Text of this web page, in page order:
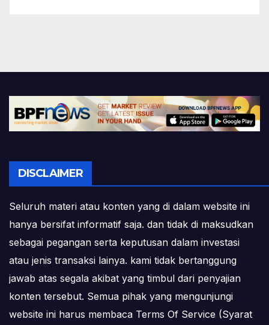
DISCLAIMER
Seluruh materi atau konten yang di dalam website ini
hanya bersifat informatif saja. dan tidak di maksudkan
sebagai pegangan serta keputusan dalam investasi
atau jenis transaksi lainya. kami tidak bertanggung
jawab atas segala akibat yang timbul dari penyajian
konten tersebut. Semua pihak yang mengunjungi
website ini harus membaca Terms Of Service (Syarat